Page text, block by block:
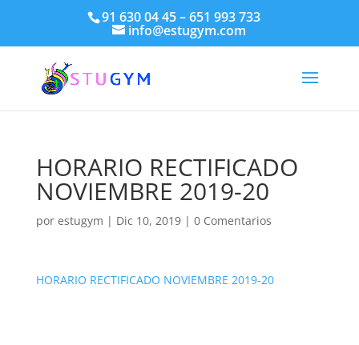
91 630 04 45 – 651 993 733
info@estugym.com
HORARIO RECTIFICADO
NOVIEMBRE 2019-20
por estugym | Dic 10, 2019| 0 Comentarios
HORARIO RECTIFICADO NOVIEMBRE 2019-20